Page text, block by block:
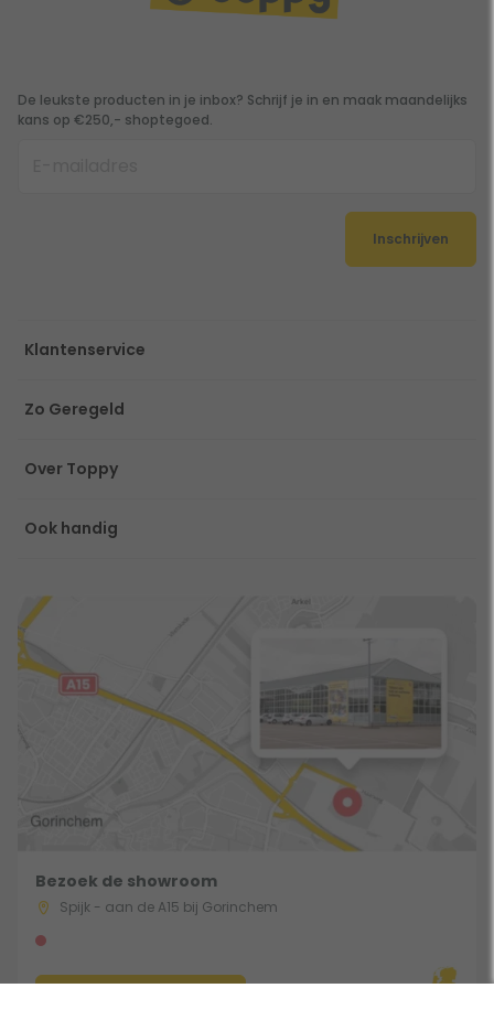
De leukste producten in je inbox? Schrijf je in en maak maandelijks
kans op €250,- shoptegoed.
Inschrijven
Klantenservice
Zo Geregeld
Over Toppy
Ook handig
Bezoek de showroom
Spijk - aan de A15 bij Gorinchem